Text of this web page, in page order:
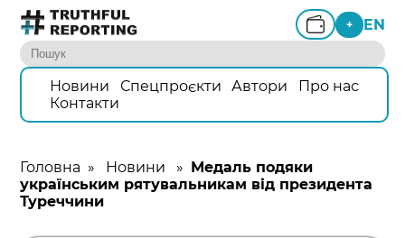
+ EN
Новини Спецпроєкти Автори
Про нас
Контакти
Головна » Новини » Медаль подяки
українським рятувальникам від президента
Туреччини